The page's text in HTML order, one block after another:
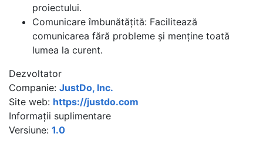
proiectului.
Comunicare îmbunătățită: Facilitează
comunicarea fără probleme și menține toată
lumea la curent.
Dezvoltator
Companie: JustDo, Inc.
Site web: https://justdo.com
Informații suplimentare
Versiune: 1.0